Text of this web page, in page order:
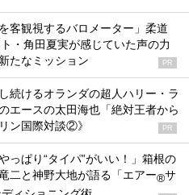
客観視するバロメーター」柔道
・角田夏実が感じていた声の力
たなミッション
PR
続けるオランダの超人ハリー・ラ
エースの太田海也「絶対王者から
ン国際対談②》
PR
っぱり“タイパ”がいい！」箱根の
二と神野大地が語る「エアー®サ